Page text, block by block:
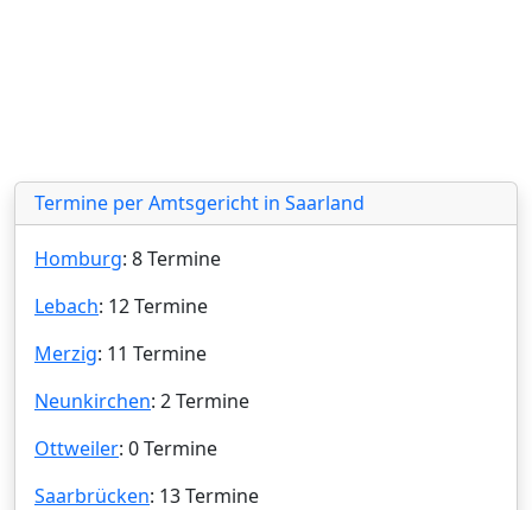
Termine per Amtsgericht in Saarland
Homburg: 8 Termine
Lebach: 12 Termine
Merzig: 11 Termine
Neunkirchen: 2 Termine
Ottweiler: 0 Termine
Saarbrücken: 13 Termine